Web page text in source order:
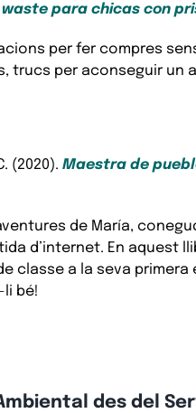
waste para chicas con
per fer compres
trucs per aconseguir un
(2020). Maestra de
de María,
d’internet. En aquest
classe a la seva
li bé!
des del